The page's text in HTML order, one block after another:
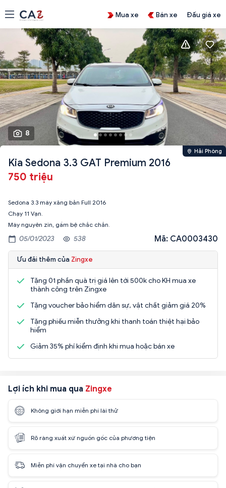
Mua xe Bán xe Đấu giá xe
8
Hải Phòng
Kia Sedona 3.3 GAT Premium 2016
750 triệu
Sedona 3.3 máy xăng bản Full 2016
Chạy 11 Vạn.
Máy nguyên zin, gầm bệ chắc chắn.
05/01/2023 538 Mã: CA0003430
Ưu đãi thêm của Zingxe
Tặng 01 phần quà trị giá lên tới 500k cho KH mua xe
thành công trên Zingxe
Tặng voucher bảo hiểm dân sự, vật chất giảm giá 20%
Tặng phiếu miễn thưởng khi thanh toán thiệt hại bảo
hiểm
Giảm 35% phí kiểm định khi mua hoặc bán xe
Lợi ích khi mua qua Zingxe
Không giới hạn miễn phí lái thử
Rõ ràng xuất xứ nguồn gốc của phương tiện
Miễn phí vận chuyển xe tại nhà cho bạn